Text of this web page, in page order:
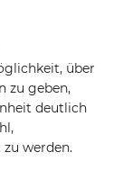
über
zu geben,
deutlich
werden.